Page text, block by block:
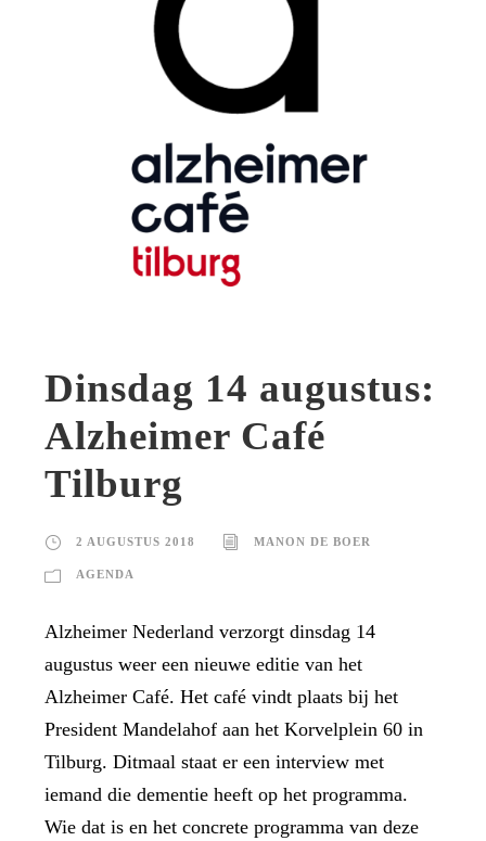
Dinsdag 14 augustus:
Alzheimer Café
Tilburg
2 AUGUSTUS 2018 MANON DE BOER
AGENDA
Alzheimer Nederland verzorgt dinsdag 14
augustus weer een nieuwe editie van het
Alzheimer Café. Het café vindt plaats bij het
President Mandelahof aan het Korvelplein 60 in
Tilburg. Ditmaal staat er een interview met
iemand die dementie heeft op het programma.
Wie dat is en het concrete programma van deze